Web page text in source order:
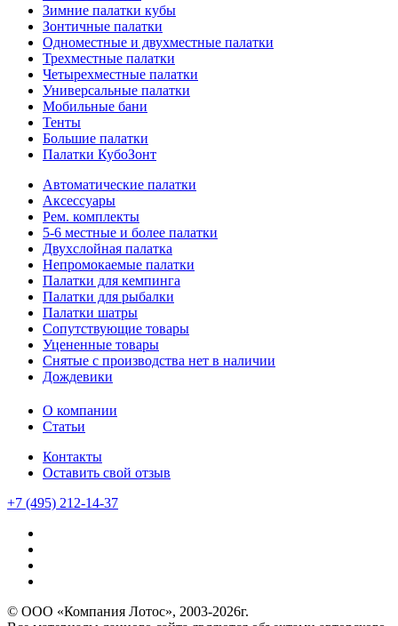
Зимние палатки кубы
Зонтичные палатки
Одноместные и двухместные палатки
Трехместные палатки
Четырехместные палатки
Универсальные палатки
Мобильные бани
Тенты
Большие палатки
Палатки КубоЗонт
Автоматические палатки
Аксессуары
Рем. комплекты
5-6 местные и более палатки
Двухслойная палатка
Непромокаемые палатки
Палатки для кемпинга
Палатки для рыбалки
Палатки шатры
Сопутствующие товары
Уцененные товары
Снятые с производства нет в наличии
Дождевики
О компании
Статьи
Контакты
Оставить свой отзыв
+7 (495) 212-14-37
© ООО «Компания Лотос», 2003-2026г.